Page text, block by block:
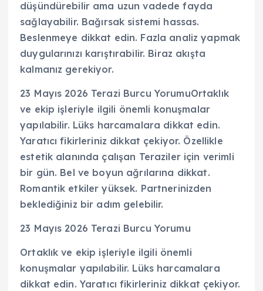
düşündürebilir ama uzun vadede fayda
sağlayabilir. Bağırsak sistemi hassas.
Beslenmeye dikkat edin. Fazla analiz yapmak
duygularınızı karıştırabilir. Biraz akışta
kalmanız gerekiyor.
23 Mayıs 2026 Terazi Burcu YorumuOrtaklık
ve ekip işleriyle ilgili önemli konuşmalar
yapılabilir. Lüks harcamalara dikkat edin.
Yaratıcı fikirleriniz dikkat çekiyor. Özellikle
estetik alanında çalışan Teraziler için verimli
bir gün. Bel ve boyun ağrılarına dikkat.
Romantik etkiler yüksek. Partnerinizden
beklediğiniz bir adım gelebilir.
23 Mayıs 2026 Terazi Burcu Yorumu
Ortaklık ve ekip işleriyle ilgili önemli
konuşmalar yapılabilir. Lüks harcamalara
dikkat edin. Yaratıcı fikirleriniz dikkat çekiyor.